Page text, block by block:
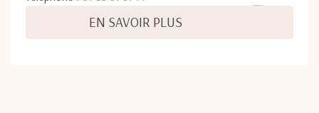
EN SAVOIR PLUS